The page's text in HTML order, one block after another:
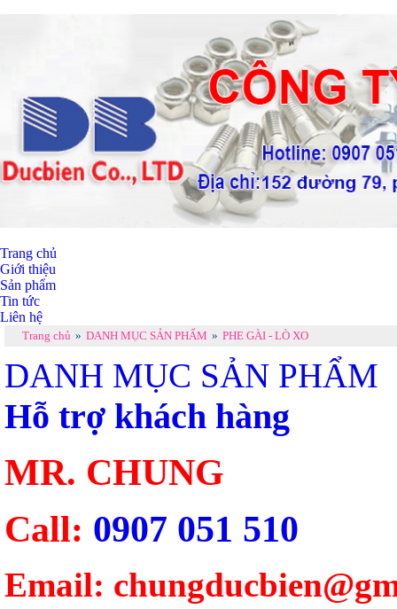
Trang chủ
Giới thiệu
Sản phẩm
Tin tức
Liên hệ
Trang chủ » DANH MỤC SẢN PHẨM » PHE GÀI - LÒ XO
DANH MỤC SẢN PHẨM
Hỗ trợ khách hàng
MR. CHUNG
Call: 0907 051 510
Email: